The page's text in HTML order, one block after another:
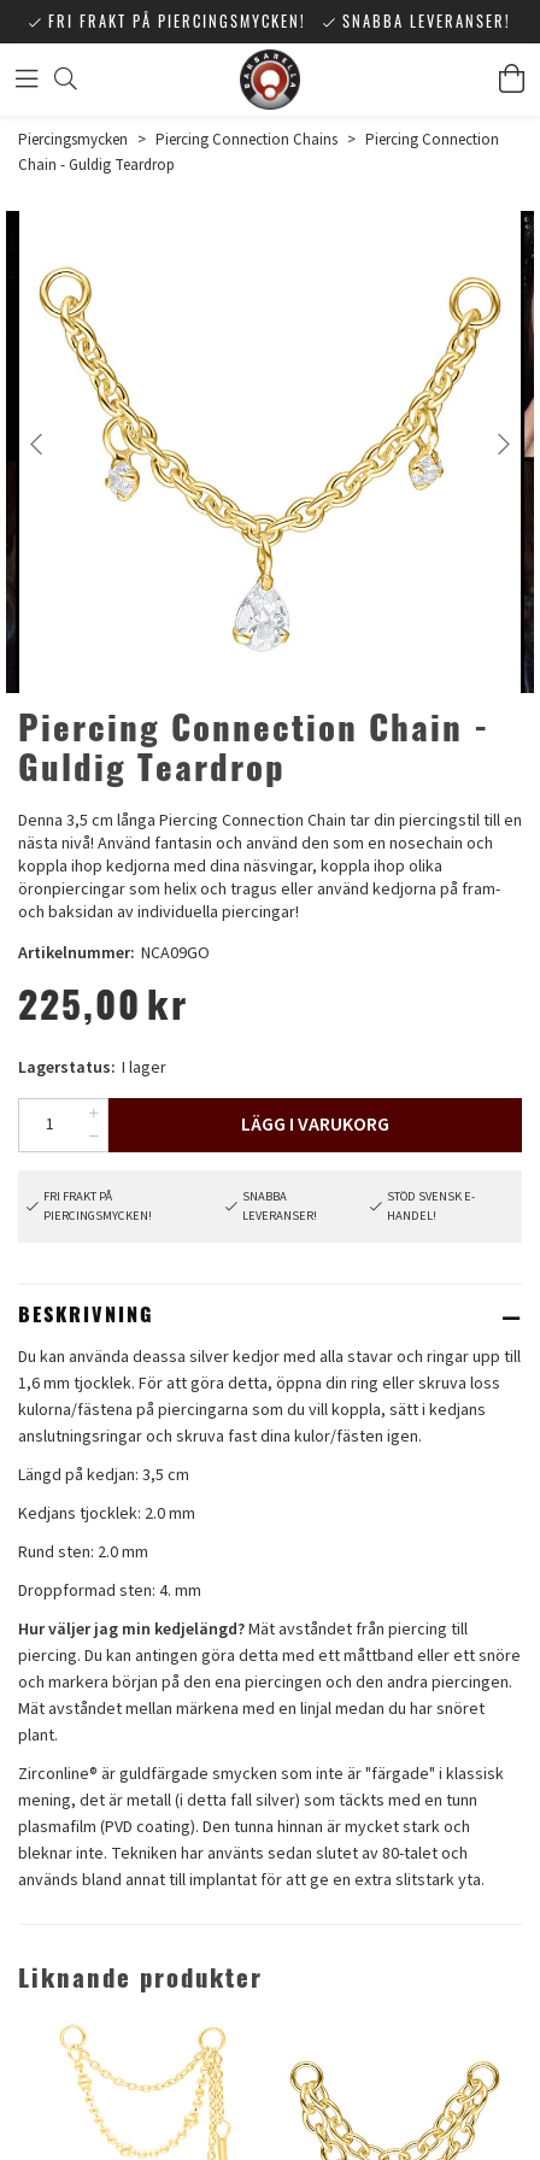
FRI FRAKT PÅ PIERCINGSMYCKEN! SNABBA LEVERANSER!
Piercingsmycken > Piercing Connection Chains > Piercing Connection
Chain - Guldig Teardrop
Piercing Connection Chain -
Guldig Teardrop
Denna 3,5 cm långa Piercing Connection Chain tar din piercingstil till en
nästa nivå! Använd fantasin och använd den som en nosechain och
koppla ihop kedjorna med dina näsvingar, koppla ihop olika
öronpiercingar som helix och tragus eller använd kedjorna på fram-
och baksidan av individuella piercingar!
Artikelnummer: NCA09GO
225,00 kr
Lagerstatus: I lager
LÄGG I VARUKORG
FRI FRAKT PÅ
PIERCINGSMYCKEN!
SNABBA
LEVERANSER!
STÖD SVENSK E-
HANDEL!
BESKRIVNING
Du kan använda deassa silver kedjor med alla stavar och ringar upp till
1,6 mm tjocklek. För att göra detta, öppna din ring eller skruva loss
kulorna/fästena på piercingarna som du vill koppla, sätt i kedjans
anslutningsringar och skruva fast dina kulor/fästen igen.
Längd på kedjan: 3,5 cm
Kedjans tjocklek: 2.0 mm
Rund sten: 2.0 mm
Droppformad sten: 4. mm
Hur väljer jag min kedjelängd?Mät avståndet från piercing till
piercing. Du kan antingen göra detta med ett måttband eller ett snöre
och markera början på den ena piercingen och den andra piercingen.
Mät avståndet mellan märkena med en linjal medan du har snöret
plant.
Zirconline® är guldfärgade smycken som inte är "färgade" i klassisk
mening, det är metall (i detta fall silver) som täckts med en tunn
plasmafilm (PVD coating). Den tunna hinnan är mycket stark och
bleknar inte. Tekniken har använts sedan slutet av 80-talet och
används bland annat till implantat för att ge en extra slitstark yta.
Liknande produkter